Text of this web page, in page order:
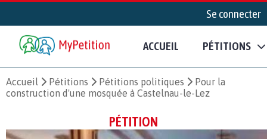
Se connecter
ACCUEIL PÉTITIONS
Accueil Pétitions Pétitions politiques
Pour la
construction d'une mosquée à Castelnau-le-Lez
PÉTITION